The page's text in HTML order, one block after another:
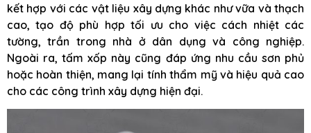
kết hợp với các vật liệu xây dựng khác như vữa và thạch
cao, tạo độ phù hợp tối ưu cho việc cách nhiệt các
tường, trần trong nhà ở dân dụng và công nghiệp.
Ngoài ra, tấm xốp này cũng đáp ứng nhu cầu sơn phủ
hoặc hoàn thiện, mang lại tính thẩm mỹ và hiệu quả cao
cho các công trình xây dựng hiện đại.